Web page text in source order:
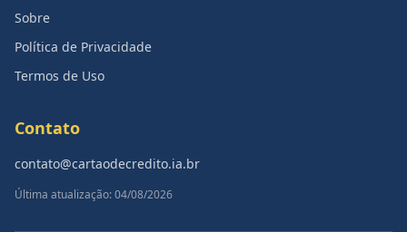
Sobre
Política de Privacidade
Termos de Uso
Contato
contato@cartaodecredito.ia.br
Última atualização: 04/08/2026